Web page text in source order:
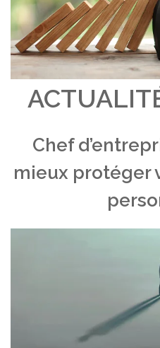
Chef
mieux protéger